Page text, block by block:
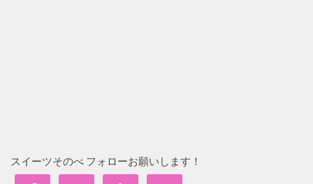
スイーツそのべ フォローお願いします！